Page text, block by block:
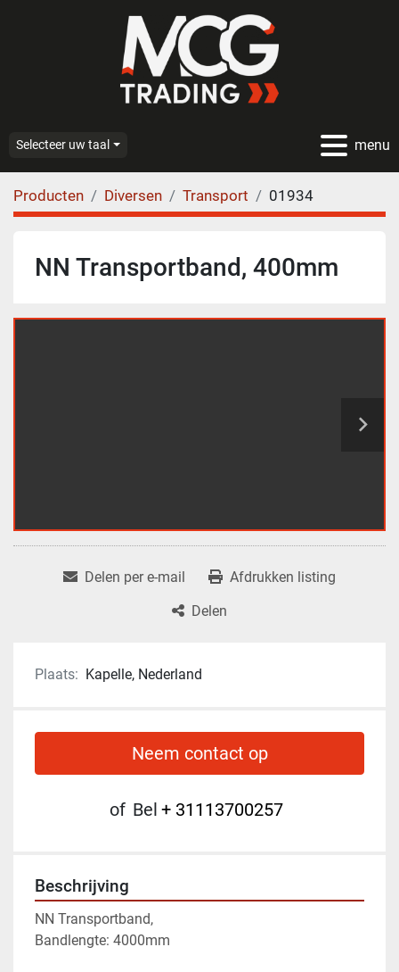
menu
Selecteer uw taal
Producten Diversen Transport 01934
NN Transportband, 400mm
Delen per e-mail
Afdrukken listing
Delen
Plaats: Kapelle, Nederland
Neem contact op
of Bel + 31113700257
Beschrijving
NN Transportband,
Bandlengte: 4000mm